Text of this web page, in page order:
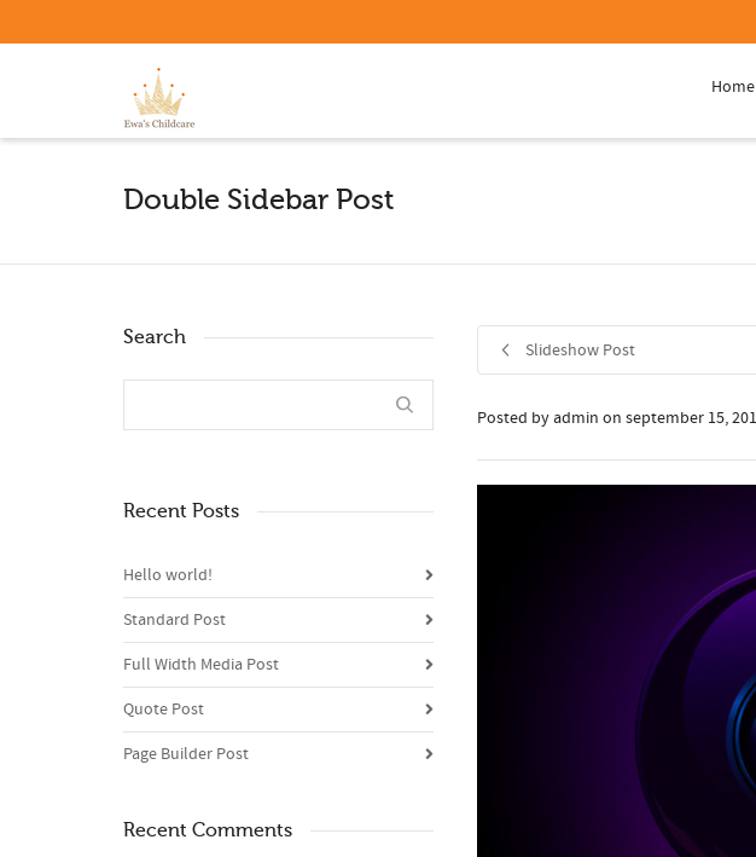
Home
Double Sidebar Post
Slideshow Post
Posted by admin on september 15,
Search
Recent Posts
Hello world!
Standard Post
Full Width Media Post
Quote Post
Page Builder Post
Recent Comments